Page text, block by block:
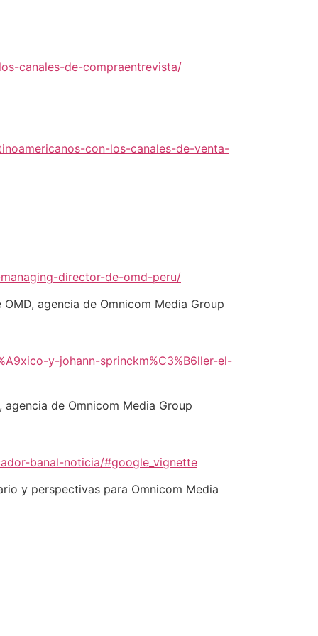
canales-de-compraentrevista/
con-los-canales-de-venta-
director-de-omd-peru/
agencia de Omnicom Media Group
y-johann-sprinckm%C3%B6ller-el-
de Omnicom Media Group
banal-noticia/#google_vignette
y perspectivas para Omnicom Media